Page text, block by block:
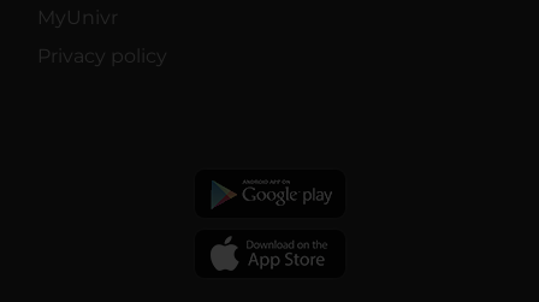
MyUnivr
Privacy policy